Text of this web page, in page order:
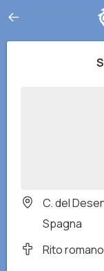
C. del
Spagna
Rito romano